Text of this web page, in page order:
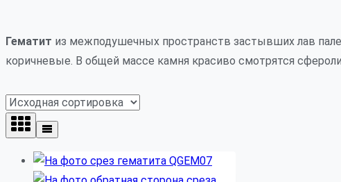
Гематит из межподушечных пространств застывших лав
коричневые. В общей массе камня красиво смотрятся